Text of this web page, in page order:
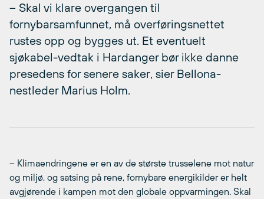
– Skal vi klare overgangen til
fornybarsamfunnet, må overføringsnettet
rustes opp og bygges ut. Et eventuelt
sjøkabel-vedtak i Hardanger bør ikke danne
presedens for senere saker, sier Bellona-
nestleder Marius Holm.
– Klimaendringene er en av de største trusselene mot natur
og miljø, og satsing på rene, fornybare energikilder er helt
avgjørende i kampen mot den globale oppvarmingen. Skal